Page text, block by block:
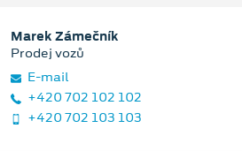
Marek Zámečník
Prodej vozů
E‑mail
+420 702 102 102
+420 702 103 103